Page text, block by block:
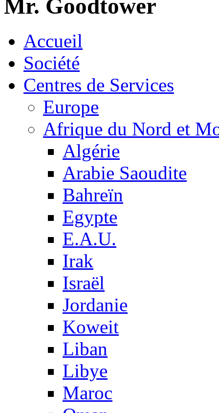
Mr. Goodtower
Accueil
Société
Centres de Services
Europe
Afrique du Nord et
Algérie
Arabie Saoudite
Bahreïn
Egypte
E.A.U.
Irak
Israël
Jordanie
Koweit
Liban
Libye
Maroc